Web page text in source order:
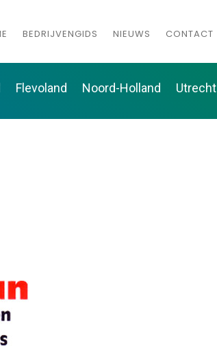
BEDRIJVENGIDS NIEUWS CONTACT
Flevoland Noord-Holland Utrecht